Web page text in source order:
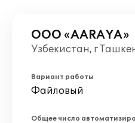
ООО «AARAYA»
Узбекистан, г
Вариант работы
Файловый
Общее число